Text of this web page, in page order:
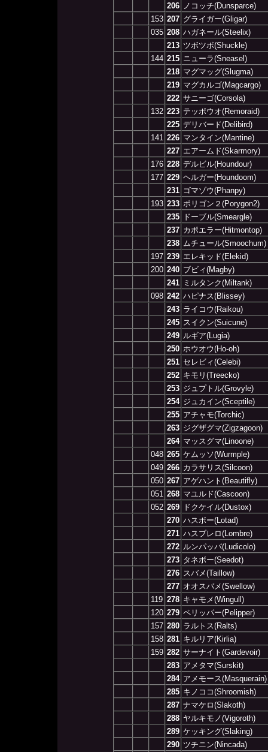
206
ノコッチ(Dunsparce)
153 207 グライガー(Gligar)
035 208 ハガネール(Steelix)
213 ツボツボ(Shuckle)
144 215 ニューラ(Sneasel)
218 マグマッグ(Slugma)
219 マグカルゴ(Magcargo)
222 サニーゴ(Corsola)
132 223 テッポウオ(Remoraid)
225 デリバード(Delibird)
141 226 マンタイン(Mantine)
227 エアームド(Skarmory)
176 228 デルビル(Houndour)
177 229 ヘルガー(Houndoom)
231 ゴマゾウ(Phanpy)
193 233 ポリゴン２(Porygon2)
235
ドーブル(Smeargle)
237 カポエラー(Hitmontop)
238 ムチュール(Smoochum)
197 239 エレキッド(Elekid)
200 240 ブビィ(Magby)
241
ミルタンク(Miltank)
098 242 ハピナス(Blissey)
243 ライコウ(Raikou)
245 スイクン(Suicune)
249 ルギア(Lugia)
250 ホウオウ(Ho-oh)
251 セレビィ(Celebi)
252 キモリ(Treecko)
253 ジュプトル(Grovyle)
254 ジュカイン(Sceptile)
255 アチャモ(Torchic)
263 ジグザグマ(Zigzagoon)
264 マッスグマ(Linoone)
048 265 ケムッソ(Wurmple)
049 266 カラサリス(Silcoon)
050 267 アゲハント(Beautifly)
051 268 マユルド(Cascoon)
052 269
ドクケイル(Dustox)
270 ハスボー(Lotad)
271 ハスブレロ(Lombre)
272 ルンパッパ(Ludicolo)
273 タネボー(Seedot)
276 スバメ(Taillow)
277 オオスバメ(Swellow)
119 278 キャモメ(Wingull)
120 279 ペリッパー(Pelipper)
157 280 ラルトス(Ralts)
158 281 キルリア(Kirlia)
159 282 サーナイト(Gardevoir)
283 アメタマ(Surskit)
284 アメモース(Masquerain)
285 キノココ(Shroomish)
287 ナマケロ(Slakoth)
288 ヤルキモノ(Vigoroth)
289 ケッキング(Slaking)
290 ツチニン(Nincada)